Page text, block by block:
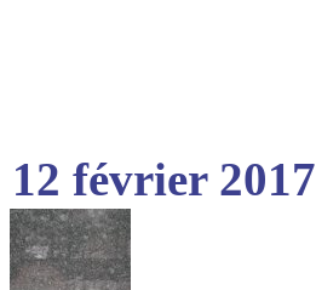
12 février 2017